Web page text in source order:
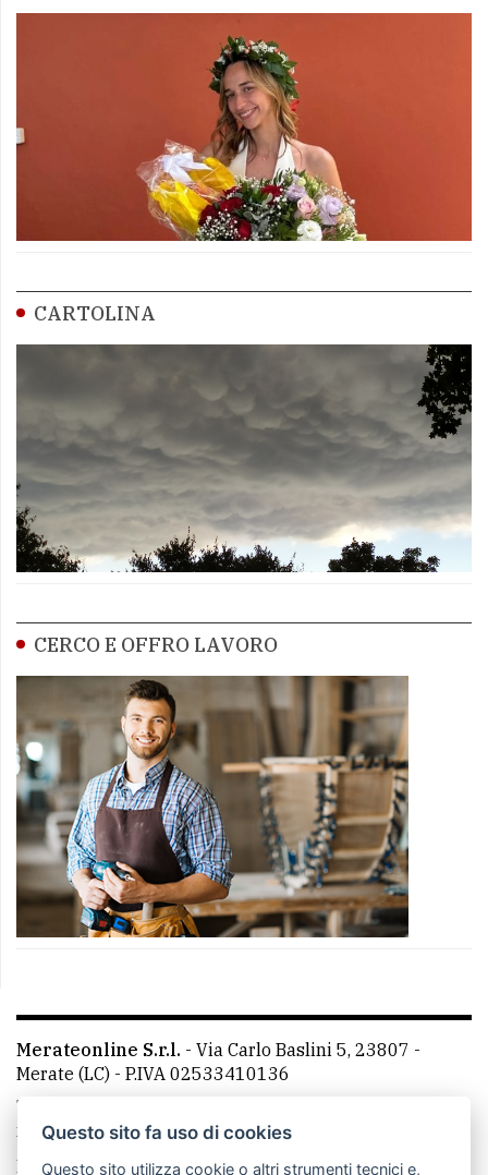
CARTOLINA
CERCO E OFFRO LAVORO
Merateonline S.r.l. - Via Carlo Baslini 5, 23807 -
Merate (LC) - P.IVA 02533410136
Telefono:
mail: redazione@merateonline.it
La redazione
CasateOnline LeccoOnline RSS
Questo sito fa uso di cookies
Questo sito utilizza cookie o altri strumenti tecnici e,